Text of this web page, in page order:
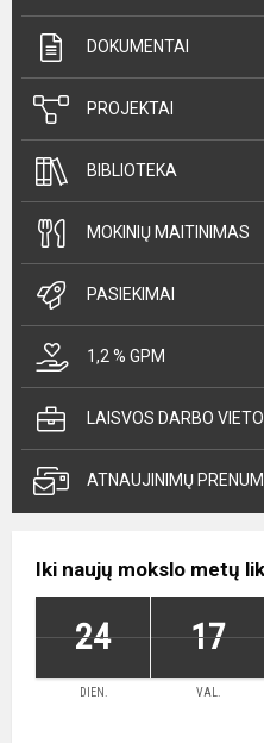
DOKUMENTAI
PROJEKTAI
BIBLIOTEKA
MOKINIŲ MAITINIMAS
PASIEKIMAI
1,2 % GPM
LAISVOS DARBO
ATNAUJINIMŲ
Iki naujų mokslo metų
24 17
DIEN. VAL.